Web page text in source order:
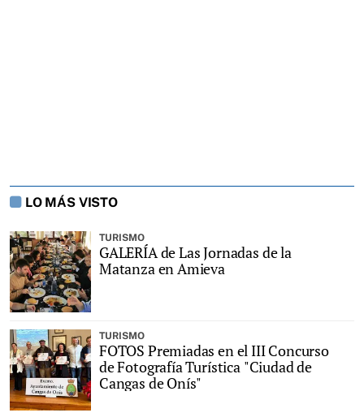
LO MÁS VISTO
TURISMO
GALERÍA de Las Jornadas de la
Matanza en Amieva
TURISMO
FOTOS Premiadas en el III Concurso
de Fotografía Turística "Ciudad de
Cangas de Onís"